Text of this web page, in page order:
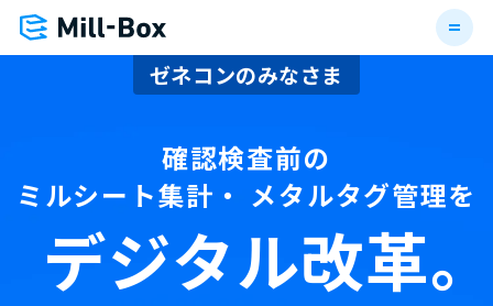
ゼネコンのみなさま
確認検査前の
ミルシート集計・ メタルタグ管理を
デジタル改革